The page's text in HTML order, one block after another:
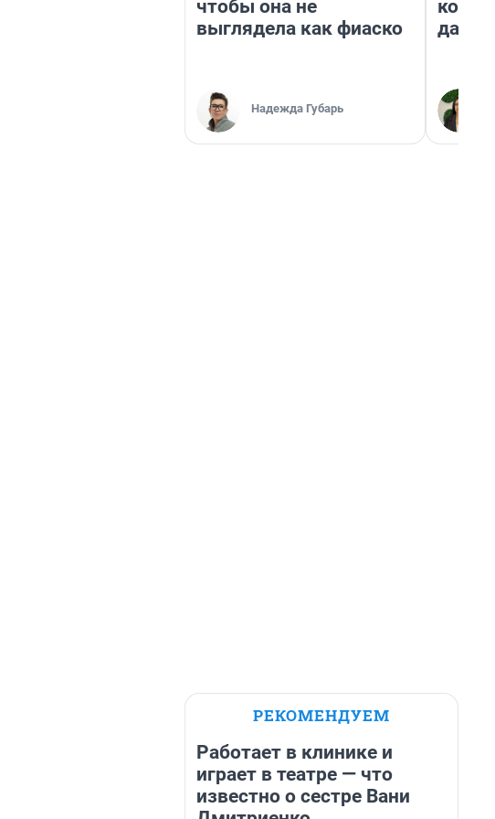
чтобы она не
выглядела как фиаско
Надежда Губарь
даже
РЕКОМЕНДУЕМ
Работает в клинике и
играет в театре — что
известно о сестре Вани